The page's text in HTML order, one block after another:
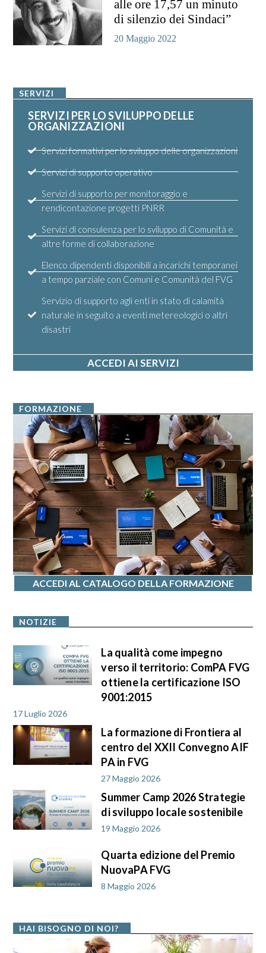
alle ore 17,57 un minuto
di silenzio dei Sindaci”
20 Maggio 2022
SERVIZI
SERVIZI PER LO SVILUPPO DELLE
ORGANIZZAZIONI
Servizi formativi per lo sviluppo delle organizzazioni
Servizi di supporto operativo
Servizi di supporto per monitoraggio e
rendicontazione progetti PNRR
Servizi di consulenza per lo sviluppo di Comunità e
altre forme di collaborazione
Elenco dipendenti disponibili a incarichi temporanei
a tempo parziale con Comuni e Comunità del FVG
Servizio di supporto agli enti in stato di calamità
naturale in seguito a eventi metereologici o altri
disastri
ACCEDI AI SERVIZI
FORMAZIONE
ACCEDI AL CATALOGO DELLA FORMAZIONE
NOTIZIE
La qualità come impegno
verso il territorio: ComPA FVG
ottiene la certificazione ISO
9001:2015
17 Luglio 2026
La formazione di Frontiera al
centro del XXII Convegno AIF
PA in FVG
27 Maggio 2026
Summer Camp 2026 Strategie
di sviluppo locale sostenibile
19 Maggio 2026
Quarta edizione del Premio
NuovaPA FVG
8 Maggio 2026
HAI BISOGNO DI NOI?